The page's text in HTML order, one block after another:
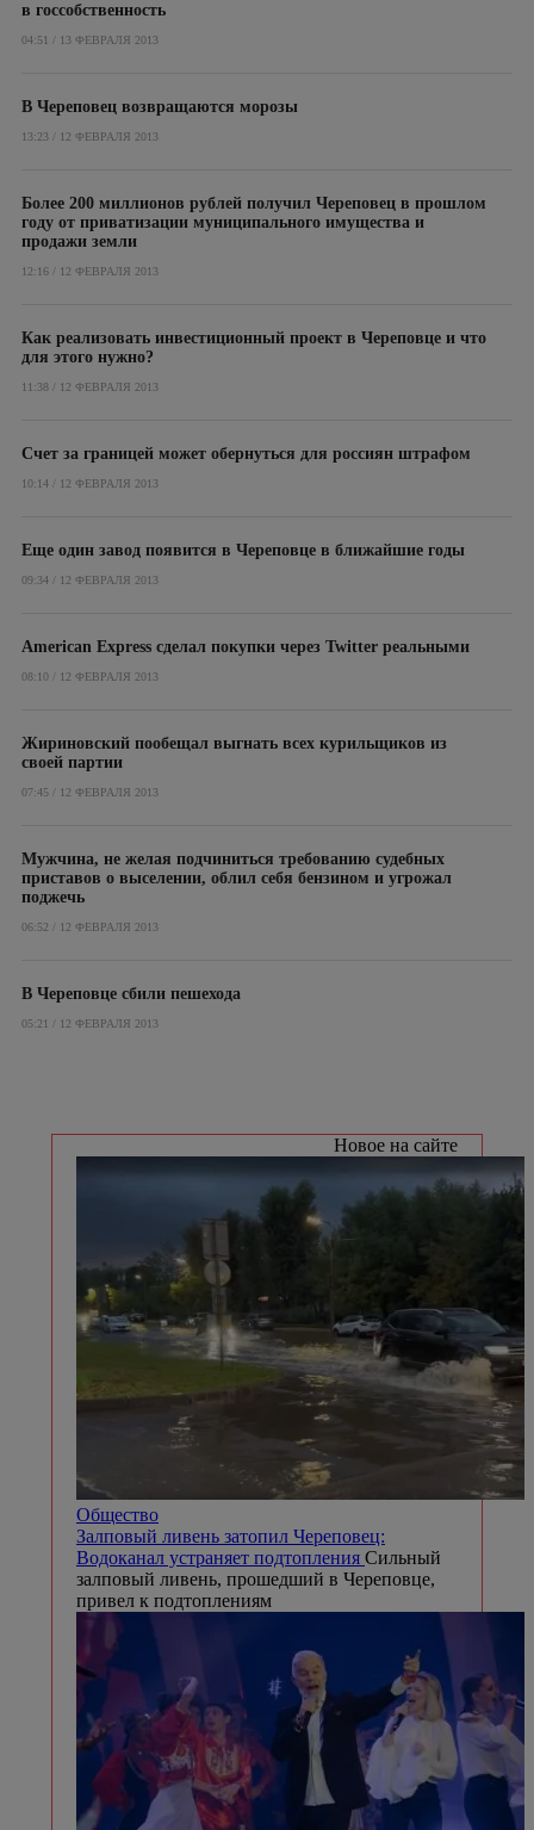
в госсобственность
04:51 / 13 ФЕВРАЛЯ 2013
В Череповец возвращаются морозы
13:23 / 12 ФЕВРАЛЯ 2013
Более 200 миллионов рублей получил Череповец в прошлом
году от приватизации муниципального имущества и
продажи земли
12:16 / 12 ФЕВРАЛЯ 2013
Как реализовать инвестиционный проект в Череповце и что
для этого нужно?
11:38 / 12 ФЕВРАЛЯ 2013
Счет за границей может обернуться для россиян штрафом
10:14 / 12 ФЕВРАЛЯ 2013
Еще один завод появится в Череповце в ближайшие годы
09:34 / 12 ФЕВРАЛЯ 2013
American Express сделал покупки через Twitter реальными
08:10 / 12 ФЕВРАЛЯ 2013
Жириновский пообещал выгнать всех курильщиков из
своей партии
07:45 / 12 ФЕВРАЛЯ 2013
Мужчина, не желая подчиниться требованию судебных
приставов о выселении, облил себя бензином и угрожал
поджечь
06:52 / 12 ФЕВРАЛЯ 2013
В Череповце сбили пешехода
05:21 / 12 ФЕВРАЛЯ 2013
Новое на сайте
Общество
Залповый ливень затопил Череповец:
Водоканал устраняет подтопления Сильный
залповый ливень, прошедший в Череповце,
привел к подтоплениям